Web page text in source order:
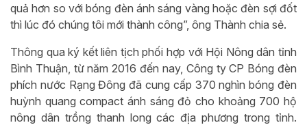
quả hơn so với bóng đèn ánh sáng vàng hoặc đèn sợi đốt
thì lúc đó chúng tôi mới thành công”, ông Thành chia sẻ.
Thông qua ký kết liên tịch phối hợp với Hội Nông dân tỉnh
Bình Thuận, từ năm 2016 đến nay, Công ty CP Bóng đèn
phích nước Rạng Đông đã cung cấp 370 nghìn bóng đèn
huỳnh quang compact ánh sáng đỏ cho khoảng 700 hộ
nông dân trồng thanh long các địa phương trong tỉnh.